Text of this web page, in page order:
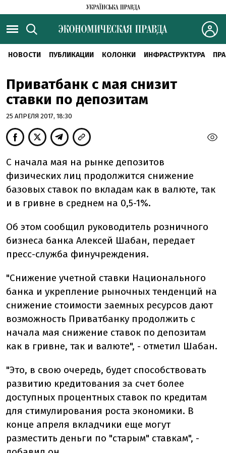
НОВОСТИ ПУБЛИКАЦИИ КОЛОНКИ ИНФРАСТРУКТУРА
Приватбанк с мая снизит
ставки по депозитам
25 АПРЕЛЯ 2017, 18:30
С начала мая на рынке депозитов
физических лиц продолжится снижение
базовых ставок по вкладам как в валюте, так
и в гривне в среднем на 0,5-1%.
Об этом сообщил руководитель розничного
бизнеса банка Алексей Шабан, передает
пресс-служба финучреждения.
"Снижение учетной ставки Национального
банка и укрепление рыночных тенденций на
снижение стоимости заемных ресурсов дают
возможность Приватбанку продолжить с
начала мая снижение ставок по депозитам
как в гривне, так и валюте", - отметил Шабан.
"Это, в свою очередь, будет способствовать
развитию кредитования за счет более
доступных процентных ставок по кредитам
для стимулирования роста экономики. В
конце апреля вкладчики еще могут
разместить деньги по "старым" ставкам", -